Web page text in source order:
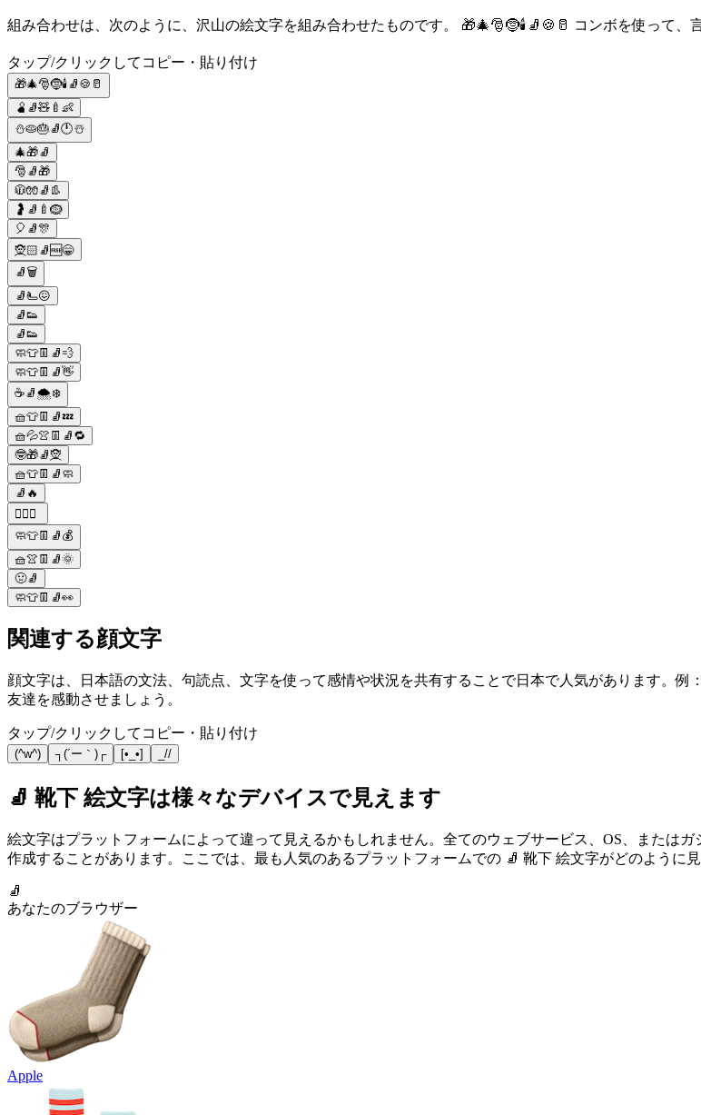
組み合わせは、次のように、沢山の絵文字を組み合わせたものです。 🎁🎄🎅🤶🕯🧦🍪🥛 コンボを使って、
タップ/クリックしてコピー・貼り付け
🎁🎄🎅🤶🕯🧦🍪🥛
🫄🧦🧸🍼👶
⛄🥧🎂🧦🕛☃️
🎄🎁🧦
🎅🧦🎁
🧥🧤🧦👢
🤰🧦🍼🪹
🎈🧦🎊
🧝🏻🧦🆓😁
🧦🗑️
🧦🫷😖
🧦👟
🧦👟
🧼👕👖🧦💨
🧼👕👖🧦👋
☕🧦🌨❄️
🧺👕👖🧦💤
🧺💦👚👖🧦🔁
🤓🎁🧦🧝
🧺👕👖🧦🧼
🧦🔥
🏋️‍♂️🧦
🧼👕👖🧦💰
🧺👚👖🧦🌞
🤢🧦
🧼👕👖🧦👀
関連する顔文字
顔文字は、日本語の文法、句読点、文字を使って感情や状況を共有することで日本で人気があります。
友達を感動させましょう。
タップ/クリックしてコピー・貼り付け
(^w^) ┐(´ー｀)┌ [•_•] _//
🧦 靴下 絵文字は様々なデバイスで見えます
絵文字はプラットフォームによって違って見えるかもしれません。全てのウェブサービス、OS、または
作成することがあります。ここでは、最も人気のあるプラットフォームでの 🧦 靴下 絵文字がどのように
🧦
あなたのブラウザー
Apple